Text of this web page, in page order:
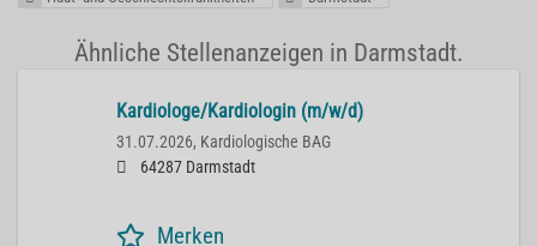
Ähnliche Stellenanzeigen in Darmstadt.
Kardiologe/Kardiologin (m/w/d)
31.07.2026, Kardiologische BAG
64287 Darmstadt
Merken